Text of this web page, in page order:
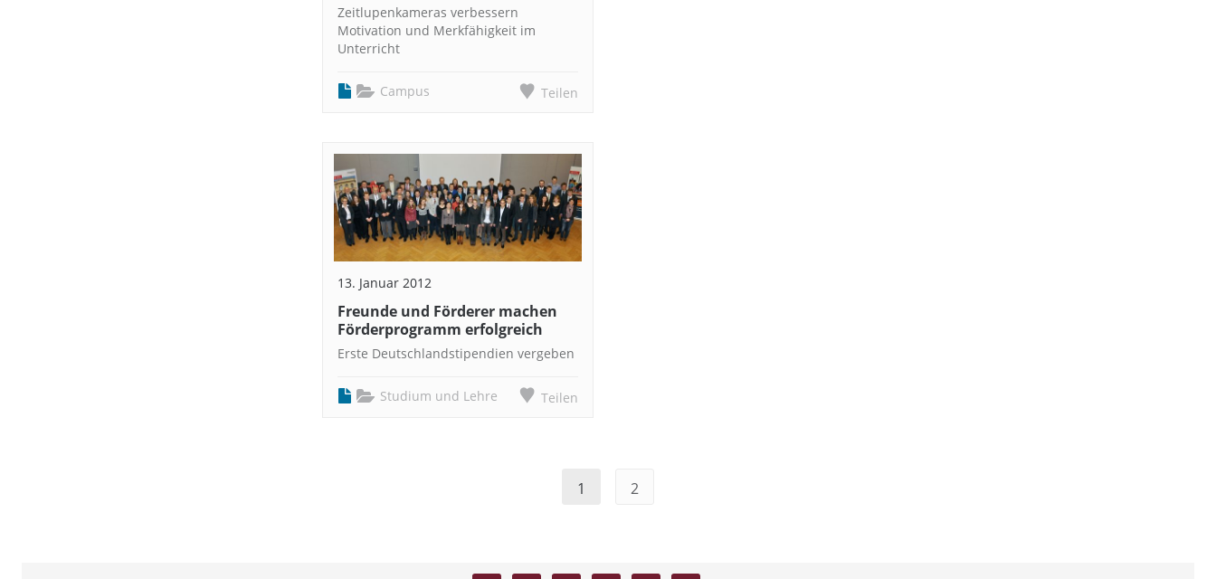
Zeitlupenkameras verbessern
Motivation und Merkfähigkeit im
Unterricht
Campus Teilen
13. Januar 2012
Freunde und Förderer machen
Förderprogramm erfolgreich
Erste Deutschlandstipendien vergeben
Studium und Lehre Teilen
1 2